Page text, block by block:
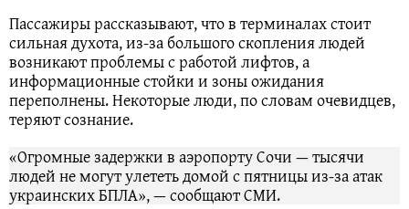
Пассажиры рассказывают, что в терминалах стоит
сильная духота, из-за большого скопления людей
возникают проблемы с работой лифтов, а
информационные стойки и зоны ожидания
переполнены. Некоторые люди, по словам очевидцев,
теряют сознание.
«Огромные задержки в аэропорту Сочи — тысячи
людей не могут улететь домой с пятницы из-за атак
украинских БПЛА», — сообщают СМИ.